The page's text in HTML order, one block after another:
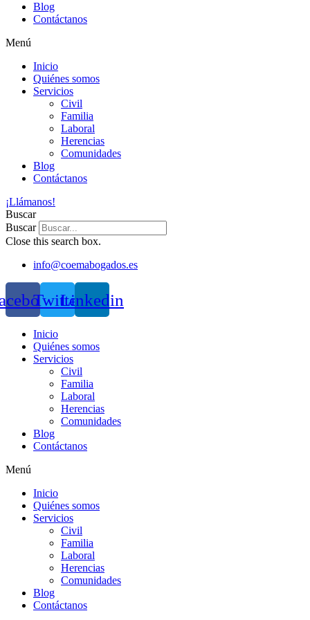
Blog
Contáctanos
Menú
Inicio
Quiénes somos
Servicios
Civil
Familia
Laboral
Herencias
Comunidades
Blog
Contáctanos
¡Llámanos!
Buscar
Buscar
Close this search box.
info@coemabogados.es
TwitterLinkedin
Inicio
Quiénes somos
Servicios
Civil
Familia
Laboral
Herencias
Comunidades
Blog
Contáctanos
Menú
Inicio
Quiénes somos
Servicios
Civil
Familia
Laboral
Herencias
Comunidades
Blog
Contáctanos